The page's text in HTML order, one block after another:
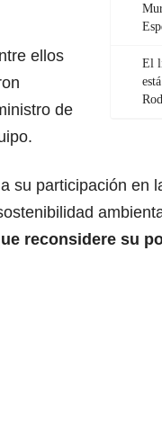
El
ellos
de
su participación en
reconsidere su